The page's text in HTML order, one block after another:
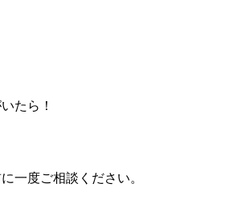
たら！
一度ご相談ください。